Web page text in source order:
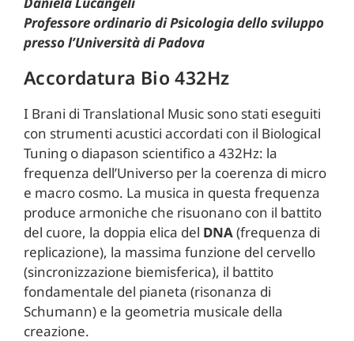
Professore ordinario di Psicologia dello sviluppo
presso l’Università di Padova
Accordatura Bio 432Hz
I Brani di Translational Music sono stati eseguiti
con strumenti acustici accordati con il Biological
Tuning o diapason scientifico a 432Hz: la
frequenza dell’Universo per la coerenza di micro
e macro cosmo. La musica in questa frequenza
produce armoniche che risuonano con il battito
del cuore, la doppia elica del DNA(frequenza di
replicazione), la massima funzione del cervello
(sincronizzazione biemisferica), il battito
fondamentale del pianeta (risonanza di
Schumann) e la geometria musicale della
creazione.